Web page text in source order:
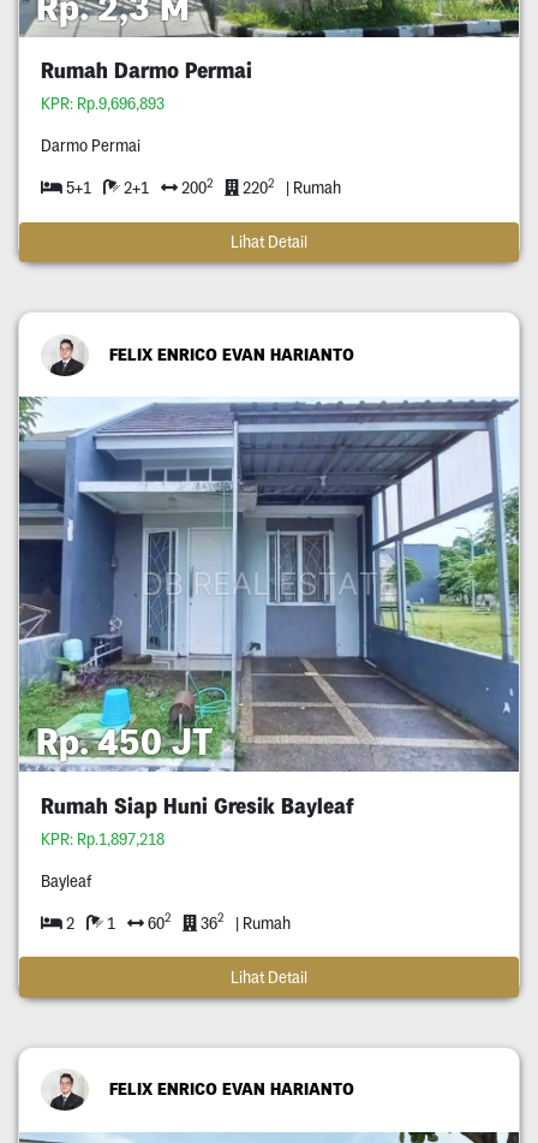
Rumah Darmo Permai
KPR: Rp.9,696,893
Darmo Permai
5+1 2+1 2002 2202 | Rumah
Lihat Detail
FELIX ENRICO EVAN HARIANTO
Rp. 450 JT
Rumah Siap Huni Gresik Bayleaf
KPR: Rp.1,897,218
Bayleaf
2 1 602 362 | Rumah
Lihat Detail
FELIX ENRICO EVAN HARIANTO